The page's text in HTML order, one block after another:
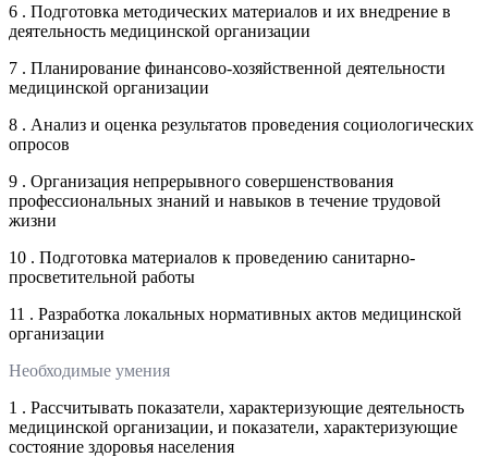
6 . Подготовка методических материалов и их внедрение в
деятельность медицинской организации
7 . Планирование финансово-хозяйственной деятельности
медицинской организации
8 . Анализ и оценка результатов проведения социологических
опросов
9 . Организация непрерывного совершенствования
профессиональных знаний и навыков в течение трудовой
жизни
10 . Подготовка материалов к проведению санитарно-
просветительной работы
11 . Разработка локальных нормативных актов медицинской
организации
Необходимые умения
1 . Рассчитывать показатели, характеризующие деятельность
медицинской организации, и показатели, характеризующие
состояние здоровья населения